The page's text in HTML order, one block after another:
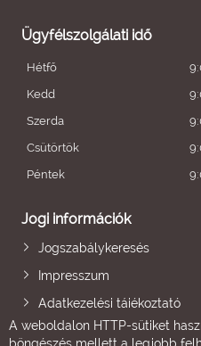
Ügyfélszolgálati idő
Hétfő
Kedd
Szerda
Csütörtök
Péntek
Jogi információk
Jogszabálykeresés
Impresszum
Adatkezelési tájékoztató
A weboldalon HTTP-sütiket